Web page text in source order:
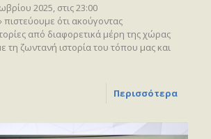
2025, στις 23:00
πιστεύουμε ότι ακούγοντας
από διαφορετικά μέρη της χώρας
τη ζωντανή ιστορία του τόπου μας και
Περισσότερα